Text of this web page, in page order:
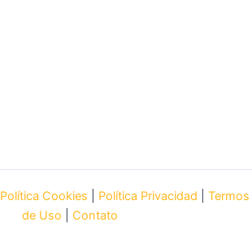
Política Cookies Política Privacidad
Termos
de Uso
Contato